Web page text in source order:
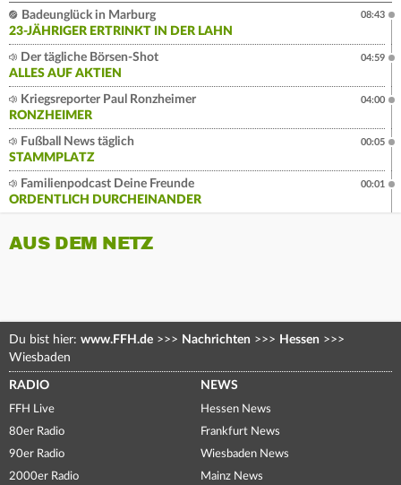
Badeunglück in Marburg
23-JÄHRIGER ERTRINKT IN DER LAHN
08:43
Der tägliche Börsen-Shot
ALLES AUF AKTIEN
04:59
Kriegsreporter Paul Ronzheimer
RONZHEIMER
04:00
Fußball News täglich
STAMMPLATZ
00:05
Familienpodcast Deine Freunde
ORDENTLICH DURCHEINANDER
00:01
AUS DEM NETZ
Du bist hier: www.FFH.de >>> Nachrichten >>> Hessen >>>
Wiesbaden
RADIO
FFH Live
80er Radio
90er Radio
2000er Radio
NEWS
Hessen News
Frankfurt News
Wiesbaden News
Mainz News